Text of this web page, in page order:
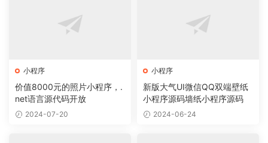
小程序
价值8000元的照片小程序，.
net语言源代码开放
2024-07-20
小程序
新版大气UI微信QQ双端壁纸
小程序源码墙纸小程序源码
2024-06-24